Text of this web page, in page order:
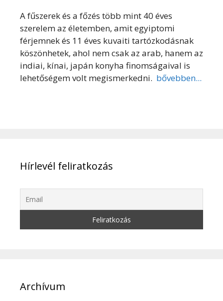
A fűszerek és a főzés több mint 40 éves
szerelem az életemben, amit egyiptomi
férjemnek és 11 éves kuvaiti tartózkodásnak
köszönhetek, ahol nem csak az arab, hanem az
indiai, kínai, japán konyha finomságaival is
lehetőségem volt megismerkedni. bővebben...
Hírlevél feliratkozás
Archívum